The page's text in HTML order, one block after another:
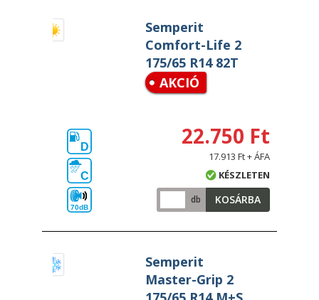
Semperit
Comfort-Life 2
175/65 R14 82T
AKCIÓ
D
C
70dB
22.750 Ft
17.913 Ft + ÁFA
KÉSZLETEN
db KOSÁRBA
Semperit
Master-Grip 2